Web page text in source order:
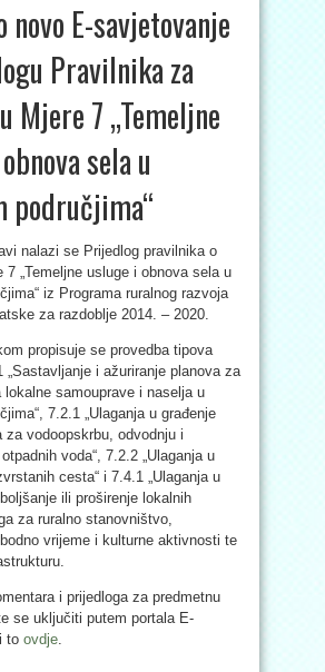
novo E-savjetovanje
Pravilnika za
Mjere 7 „Temeljne
sela u
područjima“
nalazi se Prijedlog pravilnika o
7 „Temeljne usluge i obnova sela u
iz Programa ruralnog razvoja
za razdoblje 2014. – 2020.
propisuje se provedba tipova
„Sastavljanje i ažuriranje planova za
lokalne samouprave i naselja u
7.2.1 „Ulaganja u građenje
za vodoopskrbu, odvodnju i
voda“, 7.2.2 „Ulaganja u
cesta“ i 7.4.1 „Ulaganja u
ili proširenje lokalnih
za ruralno stanovništvo,
vrijeme i kulturne aktivnosti te
i prijedloga za predmetnu
se uključiti putem portala E-
to ovdje.